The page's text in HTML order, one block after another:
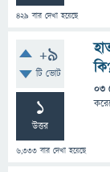
429 বার দেখা হয়েছে
+9
টি ভোট
1
উত্তর
6,333 বার দেখা হয়েছে
03